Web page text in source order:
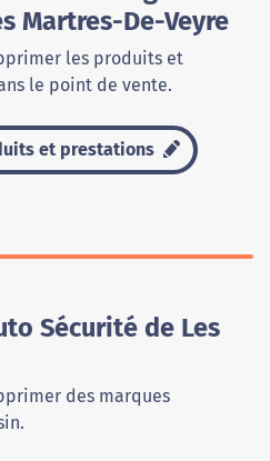
Martres-De-Veyre
les produits et
le point de vente.
et prestations
Sécurité de Les
des marques